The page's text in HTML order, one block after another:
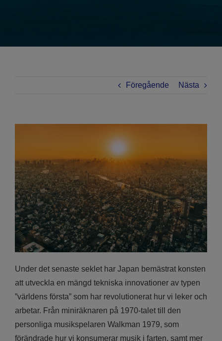
Föregående Nästa
Under det senaste seklet har Japan bemästrat konsten
att utveckla en mängd tekniska innovationer av typen
”världens första” som har revolutionerat hur vi leker och
arbetar. Från miniräknaren på 1970-talet till den
personliga musikspelaren Walkman 1979, som
förändrade hur vi konsumerar musik i farten, samt mer